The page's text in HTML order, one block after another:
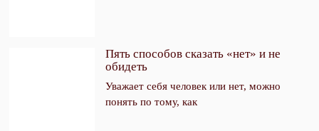
Пять способов сказать «нет» и не
обидеть
Уважает себя человек или нет, можно
понять по тому, как
Адрес электронной почты
ПОДПИСАТЬСЯ